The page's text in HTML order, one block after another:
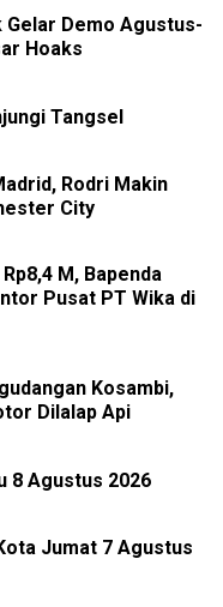
Gelar Demo Agustus-
Hoaks
Tangsel
Rodri Makin
City
M, Bapenda
Pusat PT Wika di
Kosambi,
Dilalap Api
8 Agustus 2026
Jumat 7 Agustus